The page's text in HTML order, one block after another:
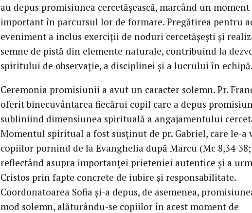
au depus promisiunea cercetășească, marcând un moment
important în parcursul lor de formare. Pregătirea pentru
eveniment a inclus exerciții de noduri cercetășești și
semne de pistă din elemente naturale, contribuind la
spiritului de observație, a disciplinei și a lucrului în echipă.
Ceremonia promisiunii a avut un caracter solemn. Pr.
oferit binecuvântarea fiecărui copil care a depus
subliniind dimensiunea spirituală a angajamentului
Momentul spiritual a fost susținut de pr. Gabriel, care le-a
copiilor pornind de la Evanghelia după Marcu (Mc 8,34-38;
reflectând asupra importanței prieteniei autentice și a
Cristos prin fapte concrete de iubire și responsabilitate.
Coordonatoarea Sofia și-a depus, de asemenea,
mod solemn, alăturându-se copiilor în acest moment de